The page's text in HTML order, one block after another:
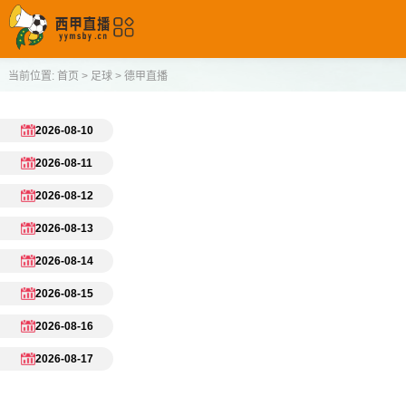
当前位置: 首页 > 足球> 德甲直播
2026-08-10
2026-08-11
2026-08-12
2026-08-13
2026-08-14
2026-08-15
2026-08-16
2026-08-17